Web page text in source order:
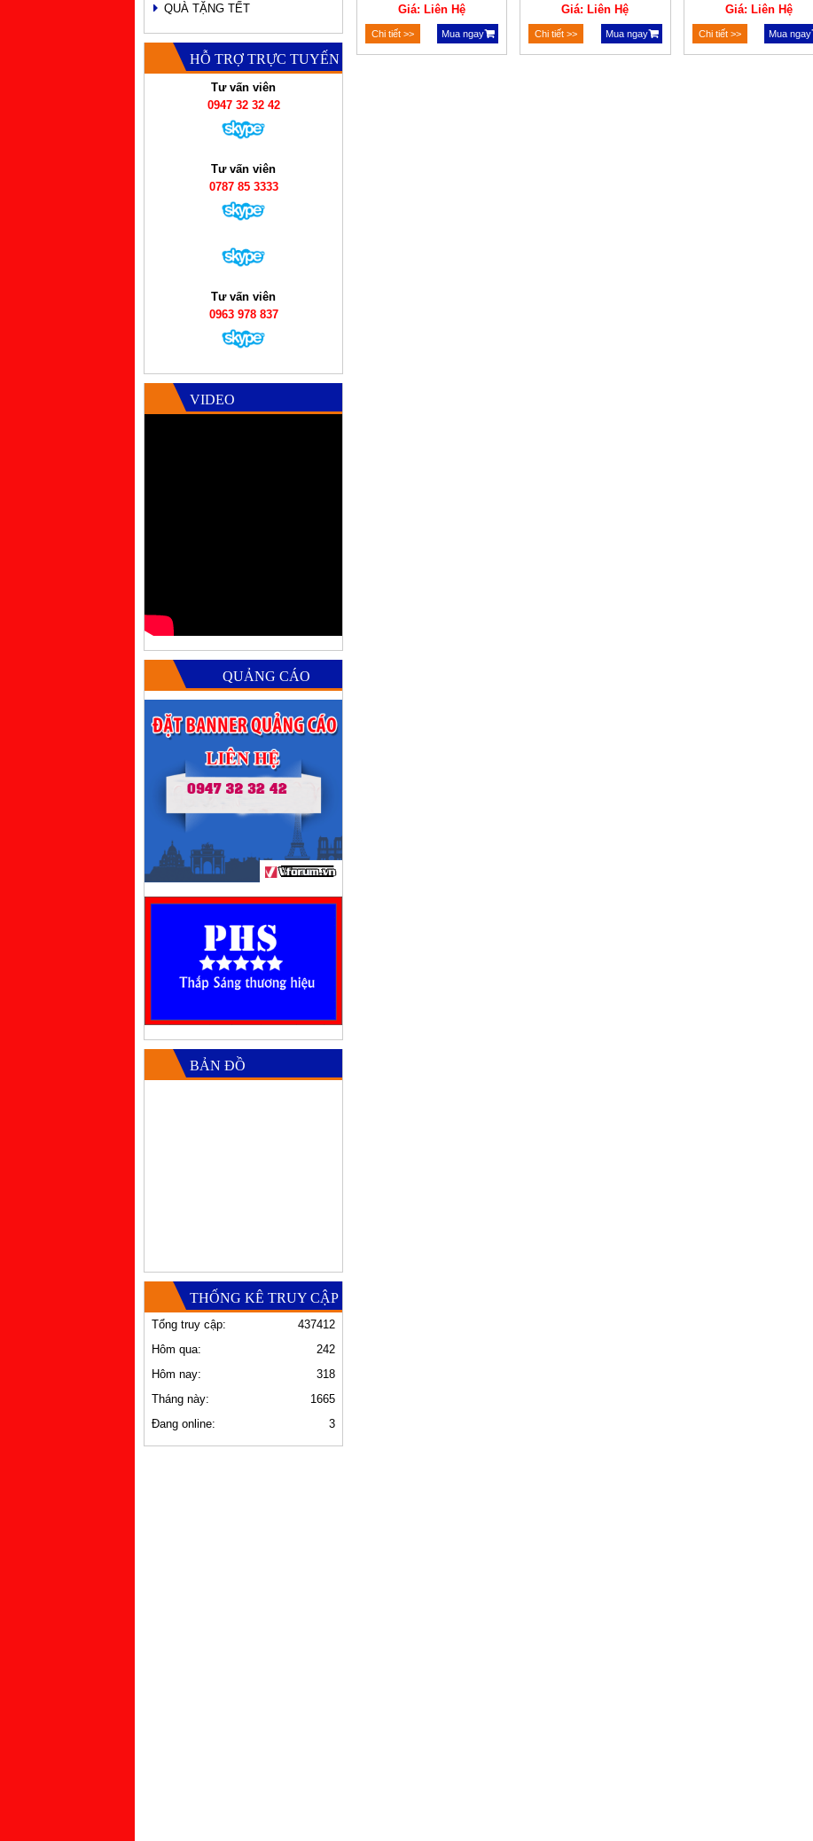
Giá: Liên Hệ
Chi tiết >> Mua ngay
Giá: Liên Hệ
Chi tiết >> Mua ngay
Giá: Liên Hệ
Chi tiết >> Mua ngay
QUÀ TẶNG TẾT
HỖ TRỢ TRỰC TUYẾN
Tư vấn viên
0947 32 32 42
Tư vấn viên
0787 85 3333
Tư vấn viên
0963 978 837
VIDEO
QUẢNG CÁO
BẢN ĐỒ
THỐNG KÊ TRUY CẬP
437412
Tổng truy cập:
242
Hôm qua:
318
Hôm nay:
1665
Tháng này:
3
Đang online: